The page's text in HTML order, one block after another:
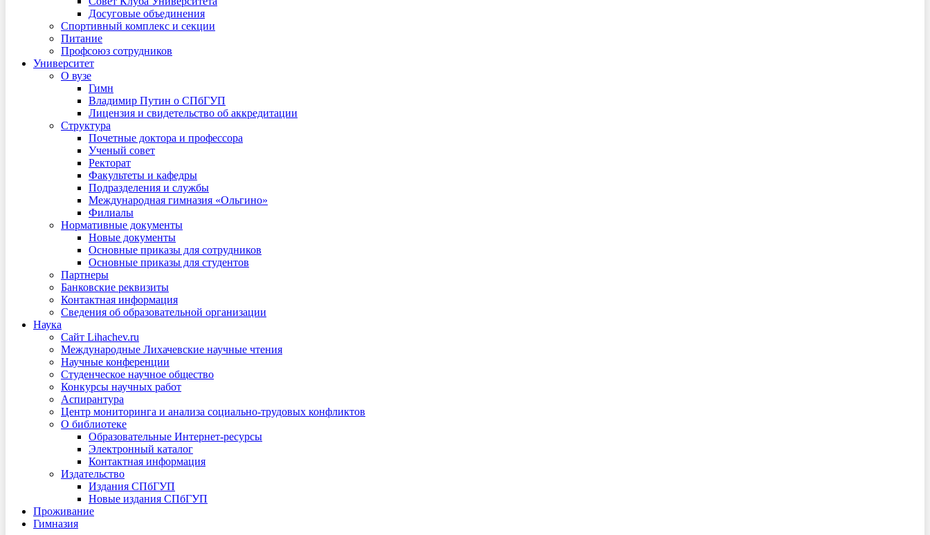
Досуговые объединения
Спортивный комплекс и секции
Питание
Профсоюз сотрудников
Университет
О вузе
Гимн
Владимир Путин о СПбГУП
Лицензия и свидетельство об аккредитации
Структура
Почетные доктора и профессора
Ученый совет
Ректорат
Факультеты и кафедры
Подразделения и службы
Международная гимназия «Ольгино»
Филиалы
Нормативные документы
Новые документы
Основные приказы для сотрудников
Основные приказы для студентов
Партнеры
Банковские реквизиты
Контактная информация
Сведения об образовательной организации
Наука
Сайт Lihachev.ru
Международные Лихачевские научные чтения
Научные конференции
Студенческое научное общество
Конкурсы научных работ
Аспирантура
Центр мониторинга и анализа социально-трудовых конфликтов
О библиотеке
Образовательные Интернет-ресурсы
Электронный каталог
Контактная информация
Издательство
Издания СПбГУП
Новые издания СПбГУП
Проживание
Гимназия